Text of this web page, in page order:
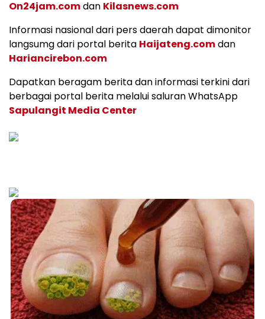
On24jam.comdan Kilasnews.com
Informasi nasional dari pers daerah dapat dimonitor
langsumg dari portal berita Haijateng.comdan
Hariancirebon.com
Dapatkan beragam berita dan informasi terkini dari
berbagai portal berita melalui saluran WhatsApp
Sapulangit Media Center